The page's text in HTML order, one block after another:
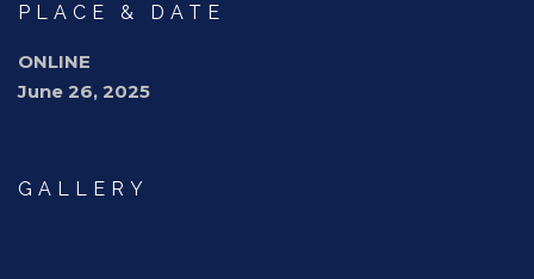
PLACE & DATE
ONLINE
June 26, 2025
GALLERY